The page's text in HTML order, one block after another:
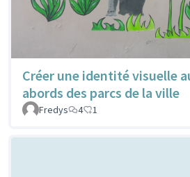
Créer une identité visuelle
abords des parcs de la ville
Fredys
4 1